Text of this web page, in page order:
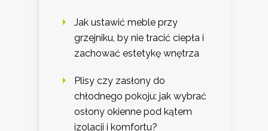
Jak ustawić meble przy
grzejniku, by nie tracić ciepła i
zachować estetykę wnętrza
Plisy czy zasłony do
chłodnego pokoju: jak wybrać
osłony okienne pod kątem
izolacji i komfortu?